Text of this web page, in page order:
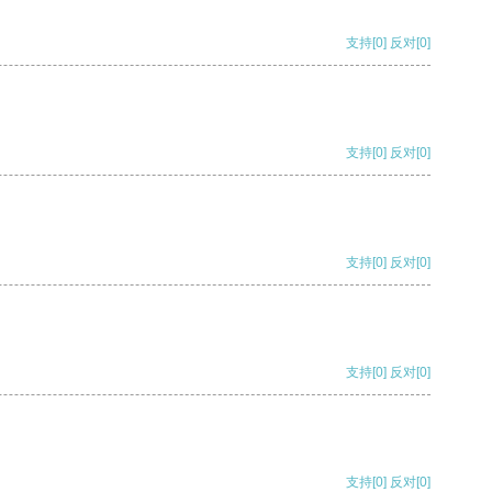
支持[0] 反对[0]
支持[0] 反对[0]
支持[0] 反对[0]
支持[0] 反对[0]
支持[0] 反对[0]